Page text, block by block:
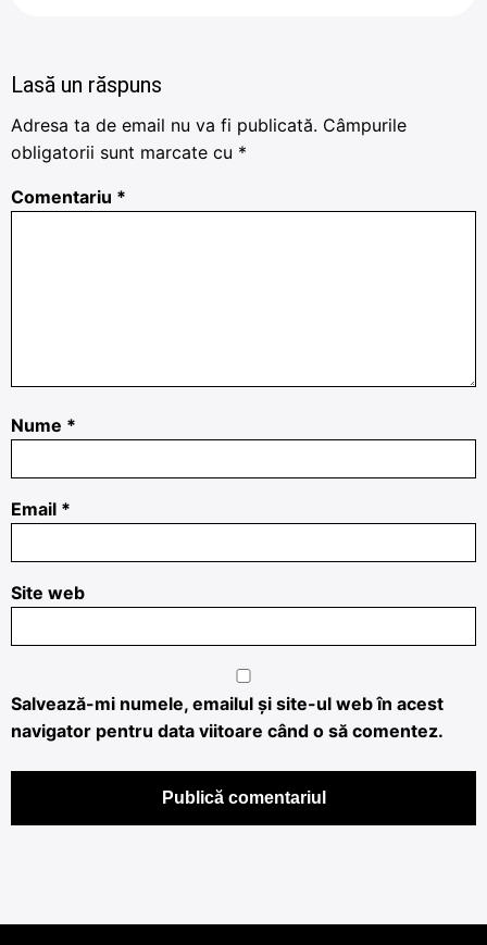
Lasă un răspuns
Adresa ta de email nu va fi publicată. Câmpurile
obligatorii sunt marcate cu *
Comentariu *
Nume *
Email *
Site web
Salvează-mi numele, emailul și site-ul web în acest
navigator pentru data viitoare când o să comentez.